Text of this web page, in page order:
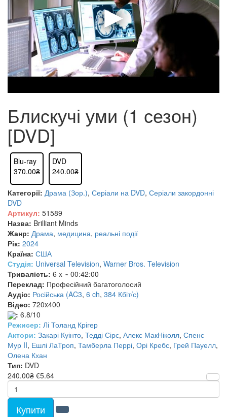
Блискучі уми (1 сезон)
[DVD]
Blu-ray
370.00₴
DVD
240.00₴
Категорії: Драма (Зор.), Серіали на DVD, Серіали закордонні
DVD
Артикул: 51589
Назва: Brilliant Minds
Жанр: Драма, медицина, реальні події
Рік: 2024
Країна: США
Студія: Universal Television, Warner Bros. Television
Тривалість: 6 x ~ 00:42:00
Переклад: Професійний багатоголосий
Аудіо: Російська (AC3, 6 ch, 384 Кбіт/с)
Відео: 720x400
: 6.8/10
Режисер: Лі Толанд Крігер
Актори: Закарі Куінто, Тедді Сірс, Алекс МакНіколл, Спенс
Мур II, Ешлі ЛаТроп, Тамберла Перрі, Орі Кребс, Грей Пауелл,
Олена Кхан
Тип: DVD
240.00₴ €5.64
Купити